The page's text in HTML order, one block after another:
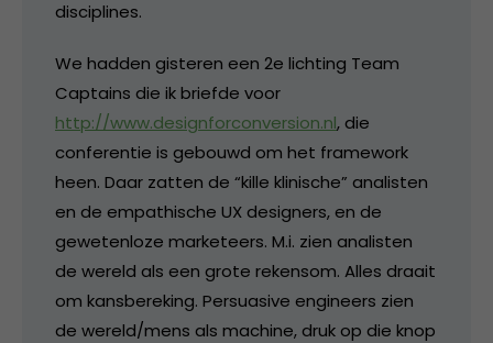
disciplines.
We hadden gisteren een 2e lichting Team
Captains die ik briefde voor
http://www.designforconversion.nl, die
conferentie is gebouwd om het framework
heen. Daar zatten de “kille klinische” analisten
en de empathische UX designers, en de
gewetenloze marketeers. M.i. zien analisten
de wereld als een grote rekensom. Alles draait
om kansbereking. Persuasive engineers zien
de wereld/mens als machine, druk op die knop